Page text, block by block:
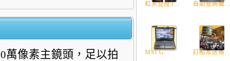
萬像素主鏡頭，足以拍
紅米登陸3... 自助查詢職...
MSI G... 訂船票送格...